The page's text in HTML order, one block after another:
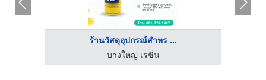
ร้านวัสดุอุปกรณ์สำหร ...
บางใหญ่ เรซิ่น